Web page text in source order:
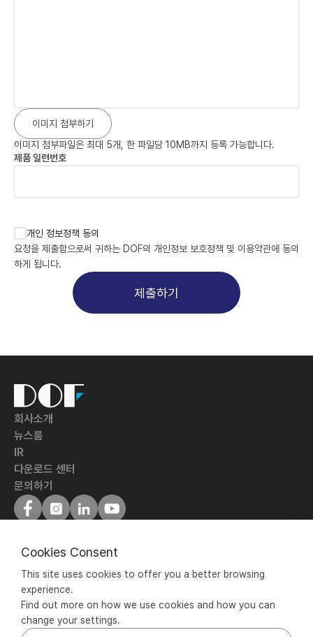
이미지 첨부하기
이미지 첨부파일은 최대 5개, 한 파일당 10MB까지 등록 가능합니다.
제품 일련번호
개인 정보정책 동의
요청을 제출함으로써 귀하는 DOF의 개인정보 보호정책 및 이용약관에 동의
하게 됩니다.
제출하기
Inc.
회사소개
뉴스룸
IR
다운로드 센터
문의하기
개인정보처리방침
(주)디오에프 |
서울특별시 성동구 성수일로 77, 서울숲IT밸리 B204, 601~603호 |
070-5057-0001 |
사업자등록번호 : 106-86-88628
Cookies Consent
This site uses cookies to offer you a better browsing
experience.
Find out more on how we use cookies and how you can
change your settings.